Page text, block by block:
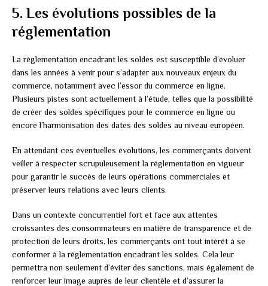
5. Les évolutions possibles de la
réglementation
La réglementation encadrant les soldes est susceptible d’évoluer
dans les années à venir pour s’adapter aux nouveaux enjeux du
commerce, notamment avec l’essor du commerce en ligne.
Plusieurs pistes sont actuellement à l’étude, telles que la possibilité
de créer des soldes spécifiques pour le commerce en ligne ou
encore l’harmonisation des dates des soldes au niveau européen.
En attendant ces éventuelles évolutions, les commerçants doivent
veiller à respecter scrupuleusement la réglementation en vigueur
pour garantir le succès de leurs opérations commerciales et
préserver leurs relations avec leurs clients.
Dans un contexte concurrentiel fort et face aux attentes
croissantes des consommateurs en matière de transparence et de
protection de leurs droits, les commerçants ont tout intérêt à se
conformer à la réglementation encadrant les soldes. Cela leur
permettra non seulement d’éviter des sanctions, mais également de
renforcer leur image auprès de leur clientèle et d’assurer la